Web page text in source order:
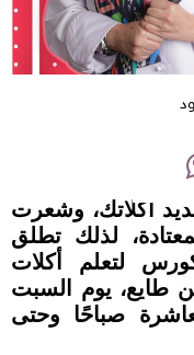
أكلاتك، وشعرت
لذلك تطلق
لتعلم أكلات
طايع، يوم السبت
صباحًا وحتى